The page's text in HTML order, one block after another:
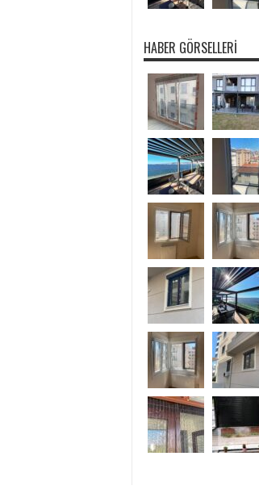
HABER GÖRSELLERI